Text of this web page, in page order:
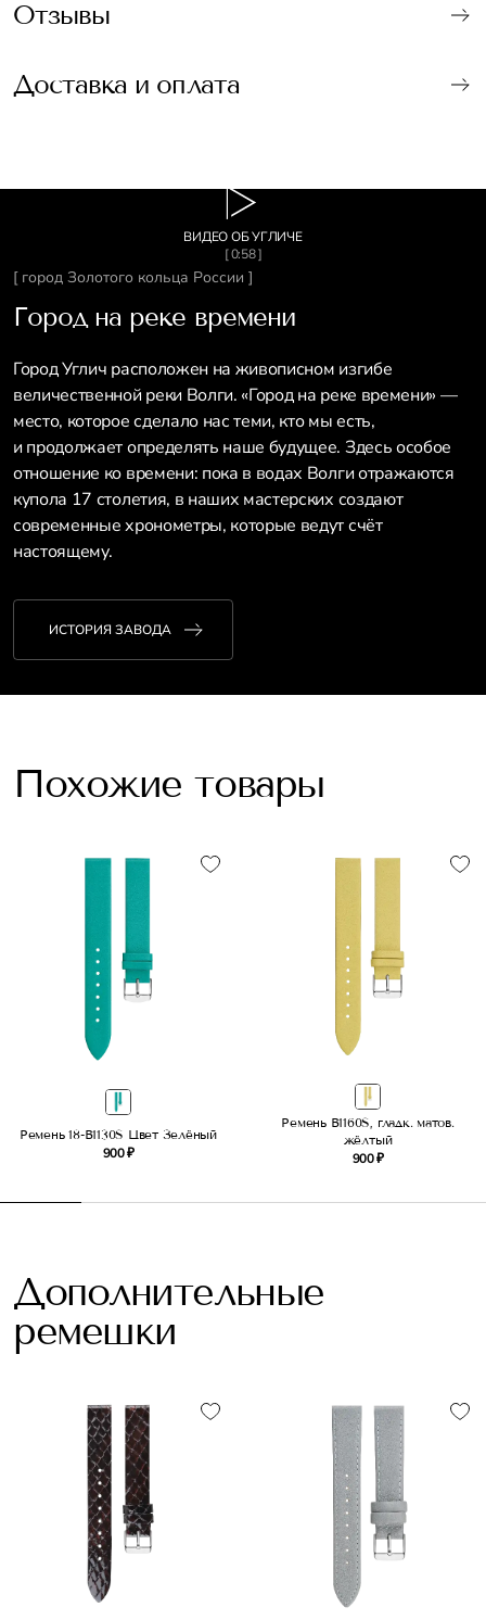
Отзывы
Доставка и оплата
ВИДЕО ОБ УГЛИЧЕ
[ 0:58 ]
[ город Золотого кольца России ]
Город на реке времени
Город Углич расположен на живописном изгибе
величественной реки Волги. «Город на реке времени» —
место, которое сделало нас теми, кто мы есть,
и продолжает определять наше будущее. Здесь особое
отношение ко времени: пока в водах Волги отражаются
купола 17 столетия, в наших мастерских создают
современные хронометры, которые ведут счёт
настоящему.
ИСТОРИЯ ЗАВОДА
Похожие товары
Ремень 18-B1130S Цвет Зелёный
900 ₽
Ремень B1160S, гладк. матов.
жёлтый
900 ₽
Дополнительные
ремешки